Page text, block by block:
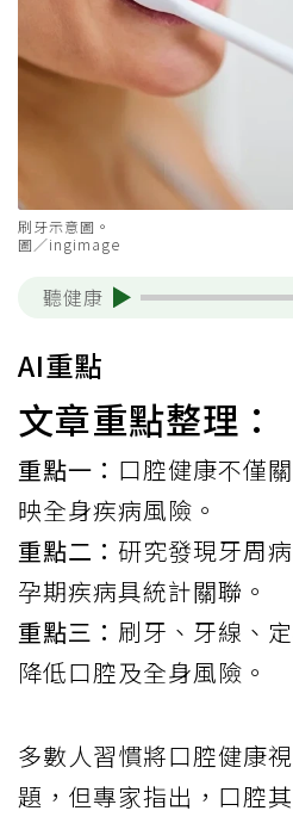
刷牙示意圖。
圖／ingimage
聽健康
AI重點
文章重點整理：
重點一： 口腔健康不僅
映全身疾病風險。
重點二： 研究發現牙周
孕期疾病具統計關聯。
重點三： 刷牙、牙線、
降低口腔及全身風險。
多數人習慣將口腔健康
題，但專家指出，口腔